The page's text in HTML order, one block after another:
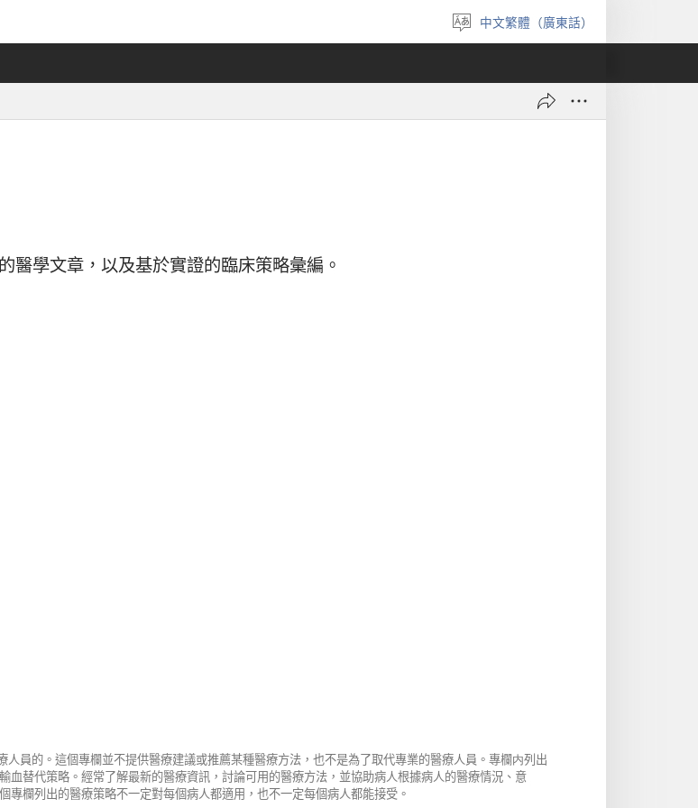
選
擇
言
中文繁體（廣東話）
醫學文章，以及基於實證的臨床策略彙編。
員的。這個專欄並不提供醫療建議或推薦某種醫療方法，也不是為了取代專業的醫療人員。專欄内列出
替代策略。經常了解最新的醫療資訊，討論可用的醫療方法，並協助病人根據病人的醫療情況、意
欄列出的醫療策略不一定對每個病人都適用，也不一定每個病人都能接受。